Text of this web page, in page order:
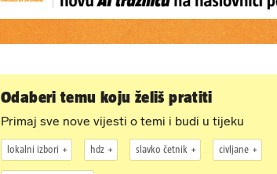
Odaberi temu koju želiš pratiti
Primaj sve nove vijesti o temi i budi u tijeku
lokalni izbori hdz slavko četnik civljane